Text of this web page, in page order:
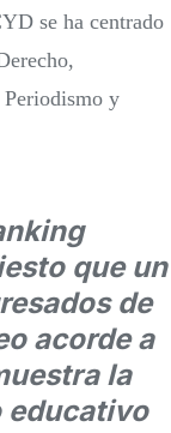
se ha centrado
y
que un
de
acorde a
la
educativo